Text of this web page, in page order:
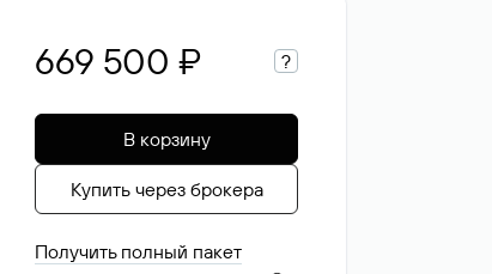
669 500 ₽ ?
В корзину
Купить через брокера
Получить полный пакет